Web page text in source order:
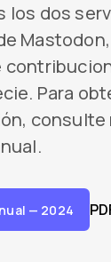
los dos
Para
— 2024